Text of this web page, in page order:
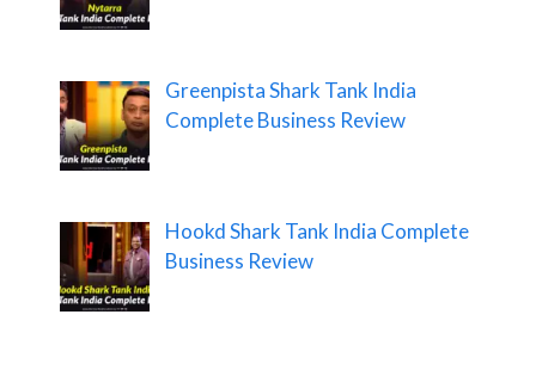
Greenpista Shark Tank India
Complete Business Review
Hookd Shark Tank India Complete
Business Review